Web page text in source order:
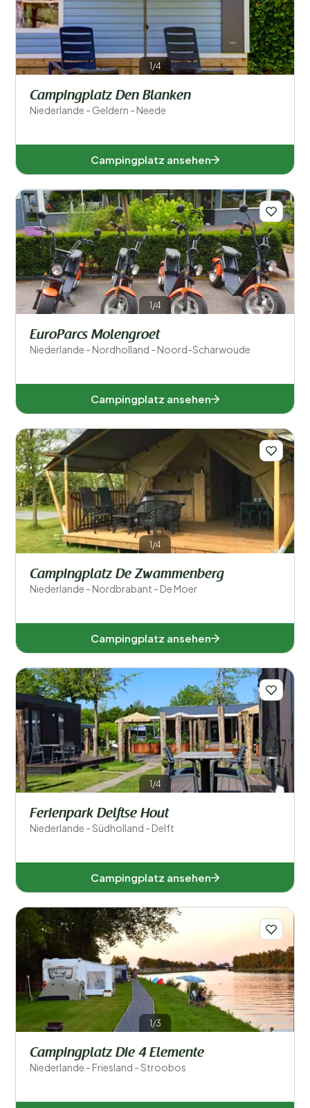
1/4
Campingplatz Den Blanken
Niederlande - Geldern - Neede
Campingplatz ansehen
1/4
EuroParcs Molengroet
Niederlande - Nordholland - Noord-Scharwoude
Campingplatz ansehen
1/4
Campingplatz De Zwammenberg
Niederlande - Nordbrabant - De Moer
Campingplatz ansehen
1/4
Ferienpark Delftse Hout
Niederlande - Südholland - Delft
Campingplatz ansehen
1/3
Campingplatz Die 4 Elemente
Niederlande - Friesland - Stroobos